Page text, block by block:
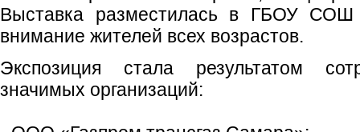
Выставка разместилась в ГБОУ
внимание жителей всех возрастов.
Экспозиция стала результатом
значимых организаций: